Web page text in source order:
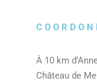
À 10 km
Château de